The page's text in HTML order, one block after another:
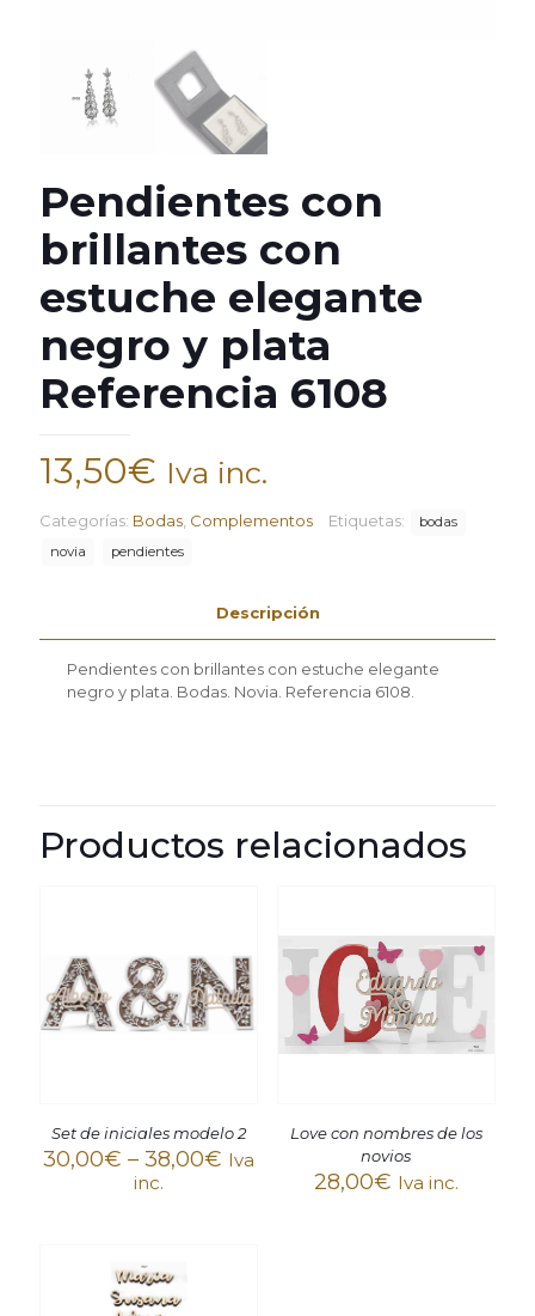
Pendientes con
brillantes con
estuche elegante
negro y plata
Referencia 6108
13,50€ Iva inc.
Categorías: Bodas Complementos Etiquetas:
bodas
novia
pendientes
Descripción
Pendientes con brillantes con estuche elegante
negro y plata. Bodas. Novia. Referencia 6108.
Productos relacionados
Set de iniciales modelo 2
30,00€ –38,00€ Iva
inc.
Love con nombres de los
novios
28,00€ Iva inc.